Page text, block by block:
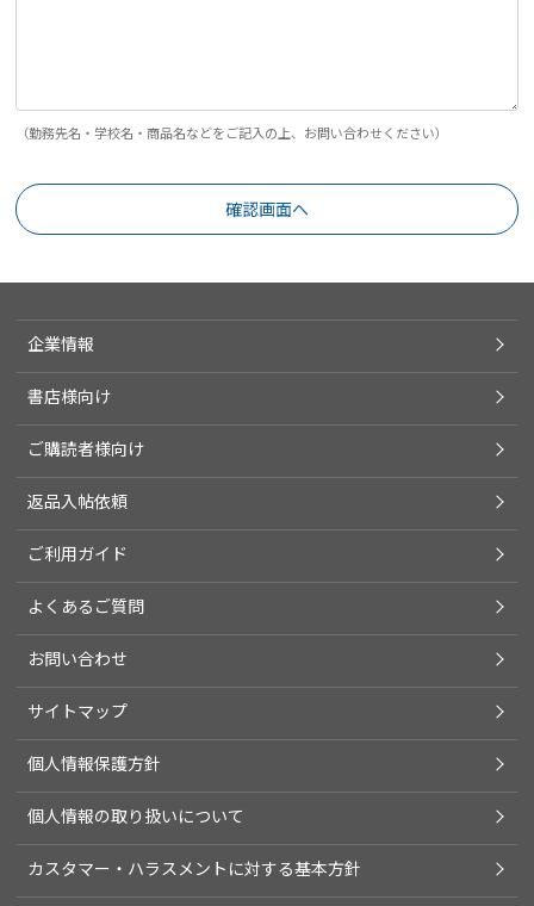
（勤務先名・学校名・商品名などをご記入の上、お問い合わせください）
企業情報
書店様向け
ご購読者様向け
返品入帖依頼
ご利用ガイド
よくあるご質問
お問い合わせ
サイトマップ
個人情報保護方針
個人情報の取り扱いについて
カスタマー・ハラスメントに対する基本方針